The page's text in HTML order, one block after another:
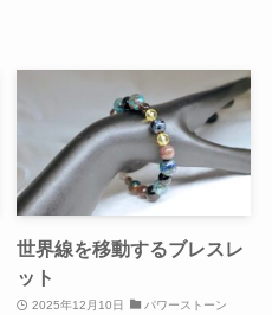
世界線を移動するブレスレ
ット
2025年12月10日 パワーストーン